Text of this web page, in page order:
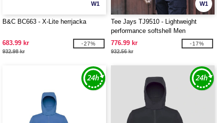
W1
B&C BC663 - X-Lite herrjacka
683.99 kr
932.98 kr
-27%
W1
Tee Jays TJ9510 - Lightweight
performance softshell Men
776.99 kr
932.56 kr
-17%